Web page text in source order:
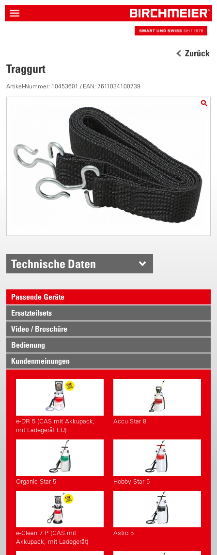
Zurück
Traggurt
Artikel-Nummer: 10453601 / EAN: 7611034100739
Technische Daten
Passende Geräte
Ersatzteilsets
Video / Broschüre
Bedienung
Kundenmeinungen
e-DR 5 (CAS mit Akkupack,
mit Ladegerät EU)
Accu Star 8
Organic Star 5 Hobby Star 5
e-Clean 7 P (CAS mit
Akkupack, mit Ladegerät)
Astro 5